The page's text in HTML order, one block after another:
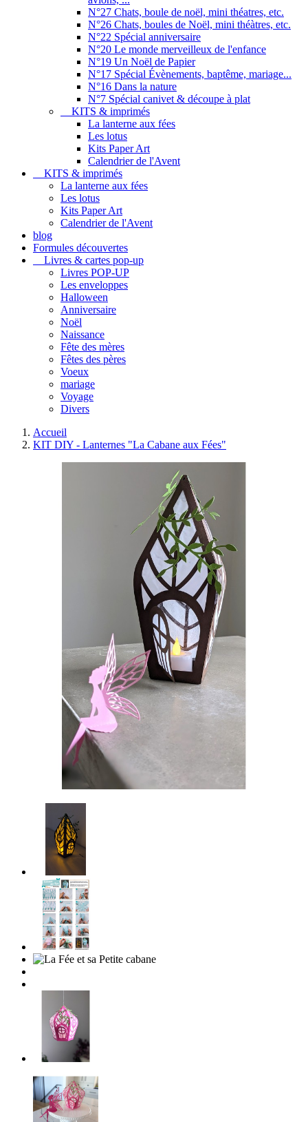
N°27 Chats, boule de noël, mini théatres, etc.
N°26 Chats, boules de Noël, mini théàtres, etc.
N°22 Spécial anniversaire
N°20 Le monde merveilleux de l'enfance
N°19 Un Noël de Papier
N°17 Spécial Évènements, baptême, mariage...
N°16 Dans la nature
N°7 Spécial canivet & découpe à plat
KITS & imprimés
La lanterne aux fées
Les lotus
Kits Paper Art
Calendrier de l'Avent
KITS & imprimés
La lanterne aux fées
Les lotus
Kits Paper Art
Calendrier de l'Avent
blog
Formules découvertes
Livres & cartes pop-up
Livres POP-UP
Les enveloppes
Halloween
Anniversaire
Noël
Naissance
Fête des mères
Fêtes des pères
Voeux
mariage
Voyage
Divers
Accueil
KIT DIY - Lanternes "La Cabane aux Fées"